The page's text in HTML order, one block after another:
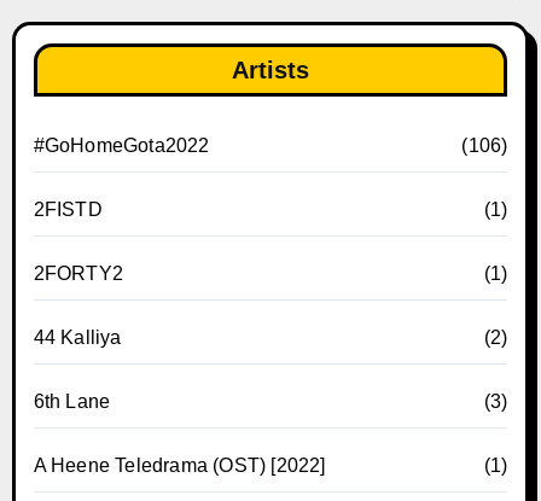
Artists
#GoHomeGota2022 (106)
2FISTD (1)
2FORTY2 (1)
44 Kalliya (2)
6th Lane (3)
A Heene Teledrama (OST) [2022] (1)